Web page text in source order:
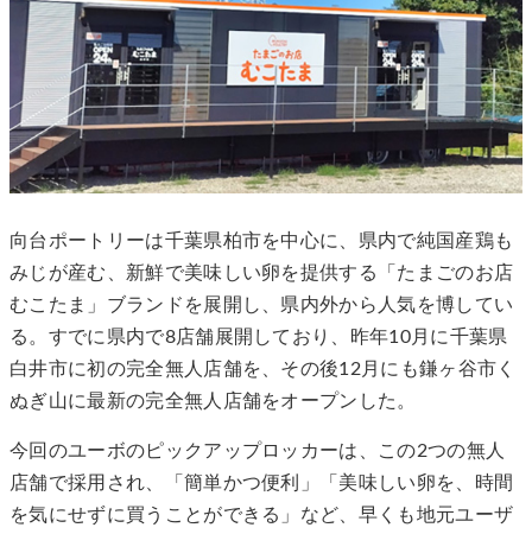
向台ポートリーは千葉県柏市を中心に、県内で純国産鶏も
みじが産む、新鮮で美味しい卵を提供する「たまごのお店
むこたま」ブランドを展開し、県内外から人気を博してい
る。すでに県内で8店舗展開しており、昨年10月に千葉県
白井市に初の完全無人店舗を、その後12月にも鎌ヶ谷市く
ぬぎ山に最新の完全無人店舗をオープンした。
今回のユーボのピックアップロッカーは、この2つの無人
店舗で採用され、「簡単かつ便利」「美味しい卵を、時間
を気にせずに買うことができる」など、早くも地元ユーザ